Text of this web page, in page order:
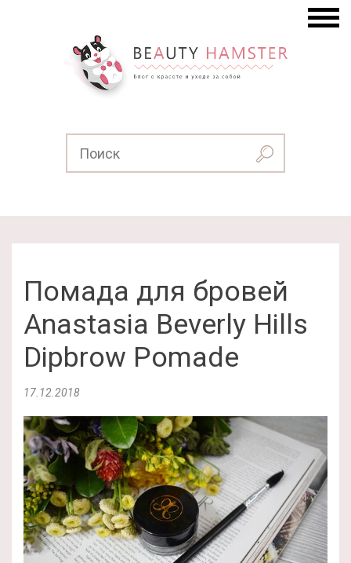
Помада для бровей
Anastasia Beverly Hills
Dipbrow Pomade
17.12.2018